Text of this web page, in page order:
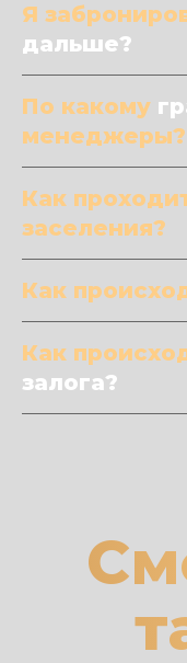
Я
дальше?
По какому
менеджеры?
Как
заселения?
Как
Как
залога?